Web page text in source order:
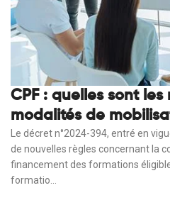
CPF : quelles sont les
modalités de
Le décret n°2024-394, entré en
de nouvelles règles concernant la
financement des formations
formatio...